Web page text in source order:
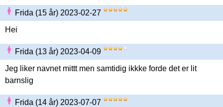
Frida (15 år) 2023-02-27
Hei
Frida (13 år) 2023-04-09
Jeg liker navnet mittt men samtidig ikkke forde det er lit
barnslig
Frida (14 år) 2023-07-07